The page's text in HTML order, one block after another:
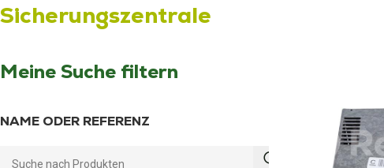
Sicherungszentrale
Meine Suche filtern
NAME ODER REFERENZ